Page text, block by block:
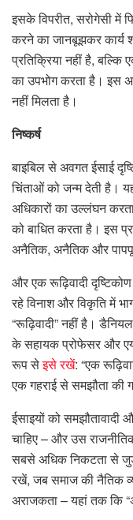
इसके विपरीत, सरोगेसी में
करने का जानबूझकर कार्य
प्रतिक्रिया नहीं है, बल्कि
का उपभोग करता है। इस
नहीं मिलता है।
निष्कर्ष
बाइबिल से अवगत ईसाई
चिंताओं को जन्म देती है।
अधिकारों का उल्लंघन
को बाधित करता है। इस
अनैतिक, अनैतिक और
और एक रूढ़िवादी
रहे विनाश और विकृति में
“रूढ़िवादी” नहीं है।
के सहायक प्रोफेसर और
रूप सेइसे रखें: “एक
एक गहराई से समझौता की
ईसाइयों को समझौतावादी
चाहिए – और उस
सबसे अधिक निकटता से
रखें, जब समाज की नैतिक
अराजकता – यहां तक ​​कि